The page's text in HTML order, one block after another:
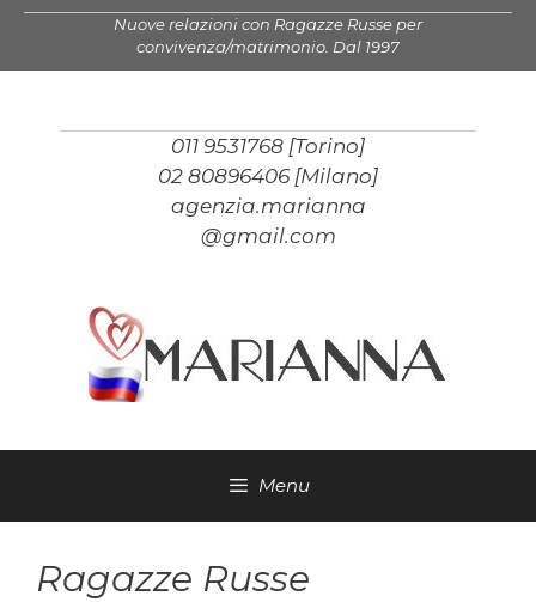
Vai
contenuto
Nuove relazioni con Ragazze Russe per
convivenza/matrimonio. Dal 1997
011 9531768 [Torino]
02 80896406 [Milano]
agenzia.marianna
@gmail.com
Menu
Ragazze Russe